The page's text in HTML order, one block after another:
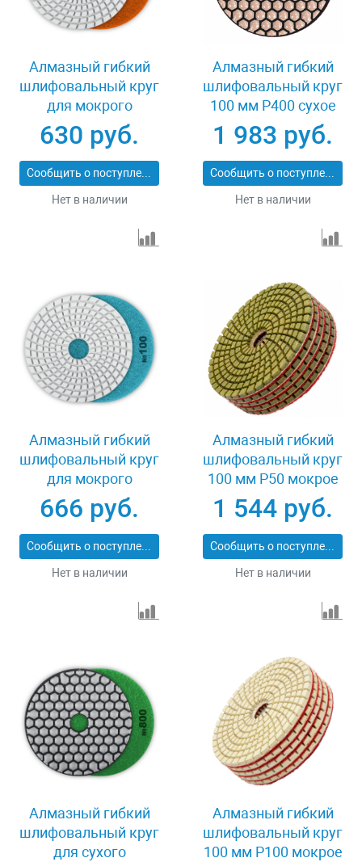
Алмазный гибкий
шлифовальный круг
для мокрого
шлифования 125 мм
Р300 Зубр 29867-300
630 руб.
Сообщить о поступлении
Нет в наличии
Алмазный гибкий
шлифовальный круг
100 мм P400 сухое
шлифование 5 шт
Matrix 73503
1 983 руб.
Сообщить о поступлении
Нет в наличии
Алмазный гибкий
шлифовальный круг
для мокрого
шлифования 125 мм
Р100 Зубр 29867-100
666 руб.
Сообщить о поступлении
Нет в наличии
Алмазный гибкий
шлифовальный круг
100 мм P50 мокрое
шлифование 5 шт
Matrix 73507
1 544 руб.
Сообщить о поступлении
Нет в наличии
Алмазный гибкий
шлифовальный круг
для сухого
Алмазный гибкий
шлифовальный круг
100 мм P100 мокрое